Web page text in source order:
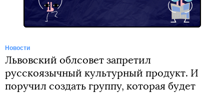
Новости
Львовский облсовет запретил
русскоязычный культурный продукт. И
поручил создать группу, которая будет